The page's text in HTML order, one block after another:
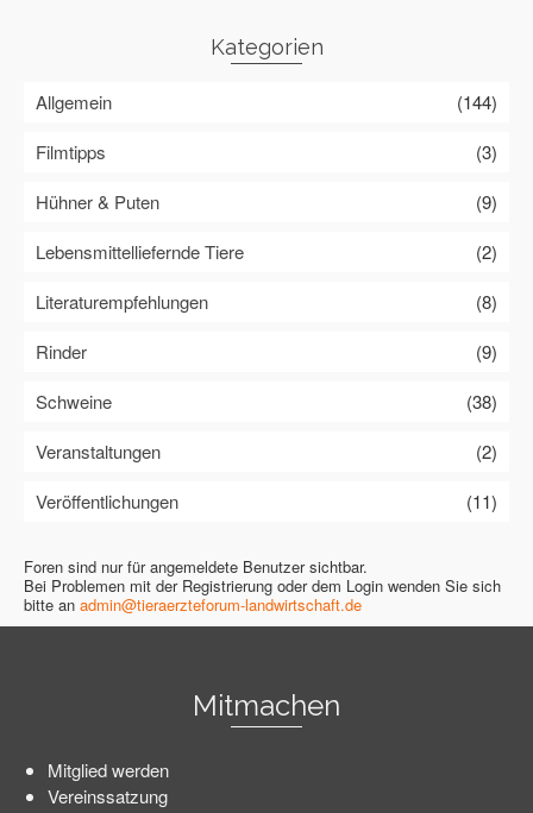
Kategorien
Allgemein
(144)
Filmtipps
(3)
Hühner & Puten
(9)
Lebensmittelliefernde Tiere
(2)
Literaturempfehlungen
(8)
Rinder
(9)
Schweine
(38)
Veranstaltungen
(2)
Veröffentlichungen
(11)
Foren sind nur für angemeldete Benutzer sichtbar.
Bei Problemen mit der Registrierung oder dem Login wenden Sie sich
bitte an admin@tieraerzteforum-landwirtschaft.de
Mitmachen
Mitglied werden
Vereinssatzung